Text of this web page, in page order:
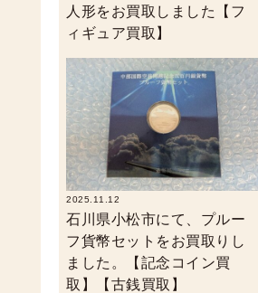
人形をお買取しました【フ
ィギュア買取】
2025.11.12
石川県小松市にて、プルー
フ貨幣セットをお買取りし
ました。【記念コイン買
取】【古銭買取】